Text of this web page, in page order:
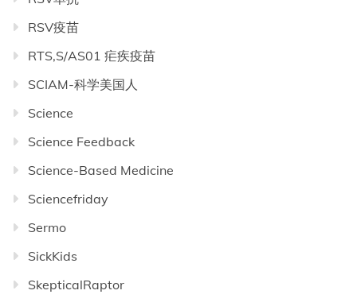
RSV疫苗
RTS,S/AS01 疟疾疫苗
SCIAM-科学美国人
Science
Science Feedback
Science-Based Medicine
Sciencefriday
Sermo
SickKids
SkepticalRaptor